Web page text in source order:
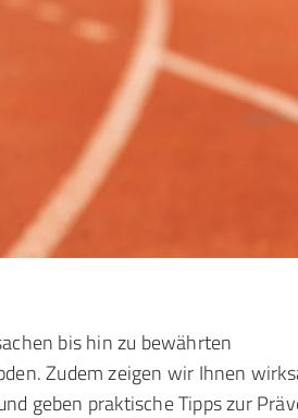
bis hin zu bewährten
Zudem zeigen wir Ihnen